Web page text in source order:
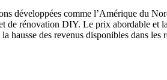
développées comme l’Amérique du
rénovation DIY. Le prix abordable et
des revenus disponibles dans